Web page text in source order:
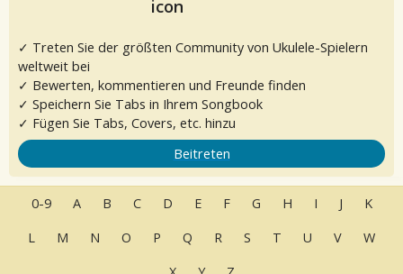
✓ Treten Sie der größten Community von Ukulele-Spielern
weltweit bei
✓ Bewerten, kommentieren und Freunde finden
✓ Speichern Sie Tabs in Ihrem Songbook
✓ Fügen Sie Tabs, Covers, etc. hinzu
Beitreten
0-9 A B C D E F G H I J
K
L
M N O P Q R S T U V
W